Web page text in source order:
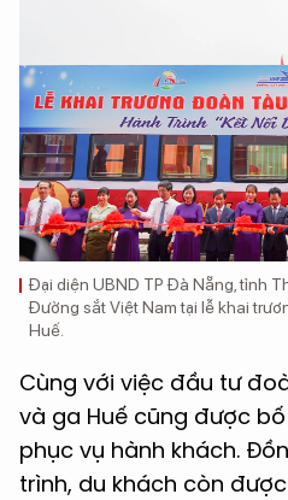
Đại diện UBND TP Đà Nẵng, tỉnh
Đường sắt Việt Nam tại lễ khai
Huế.
Cùng với việc đầu tư
và ga Huế cũng được
phục vụ hành khách.
trình, du khách còn